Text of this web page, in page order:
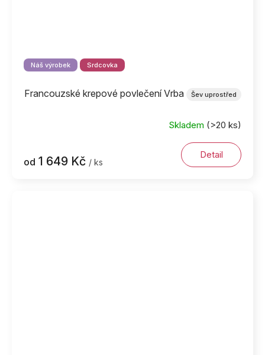
Náš výrobek Srdcovka
Francouzské krepové povlečení Vrba Šev uprostřed
Skladem (>20 ks)
od 1 649 Kč / ks
Detail